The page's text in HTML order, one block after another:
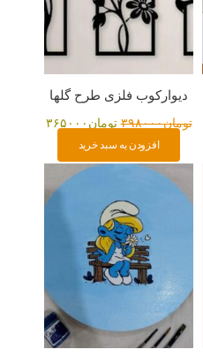
دیوارکوب فلزی طرح گلها
تومان۳۹۸۰۰۰ تومان ۳۶۵۰۰۰
افزودن به سبد خرید
فعلی:
تومان۲۹۸۰۰۰.